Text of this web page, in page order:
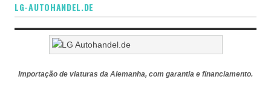
LG-AUTOHANDEL.DE
Importação de viaturas da Alemanha, com garantia e financiamento.